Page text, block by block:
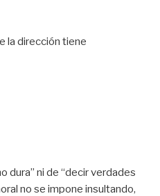
la dirección tiene
dura” ni de “decir verdades
no se impone insultando,